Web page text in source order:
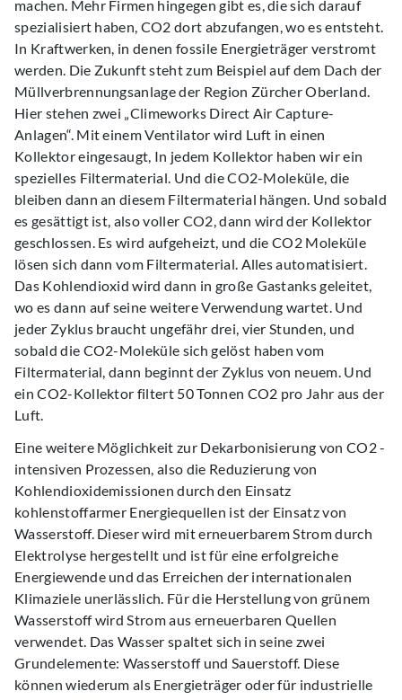
machen. Mehr Firmen hingegen gibt es, die sich darauf
spezialisiert haben, CO2 dort abzufangen, wo es entsteht.
In Kraftwerken, in denen fossile Energieträger verstromt
werden. Die Zukunft steht zum Beispiel auf dem Dach der
Müllverbrennungsanlage der Region Zürcher Oberland.
Hier stehen zwei „Climeworks Direct Air Capture-
Anlagen“. Mit einem Ventilator wird Luft in einen
Kollektor eingesaugt, In jedem Kollektor haben wir ein
spezielles Filtermaterial. Und die CO2-Moleküle, die
bleiben dann an diesem Filtermaterial hängen. Und sobald
es gesättigt ist, also voller CO2, dann wird der Kollektor
geschlossen. Es wird aufgeheizt, und die CO2 Moleküle
lösen sich dann vom Filtermaterial. Alles automatisiert.
Das Kohlendioxid wird dann in große Gastanks geleitet,
wo es dann auf seine weitere Verwendung wartet. Und
jeder Zyklus braucht ungefähr drei, vier Stunden, und
sobald die CO2-Moleküle sich gelöst haben vom
Filtermaterial, dann beginnt der Zyklus von neuem. Und
ein CO2-Kollektor filtert 50 Tonnen CO2 pro Jahr aus der
Luft.
Eine weitere Möglichkeit zur Dekarbonisierung von CO2 -
intensiven Prozessen, also die Reduzierung von
Kohlendioxidemissionen durch den Einsatz
kohlenstoffarmer Energiequellen ist der Einsatz von
Wasserstoff. Dieser wird mit erneuerbarem Strom durch
Elektrolyse hergestellt und ist für eine erfolgreiche
Energiewende und das Erreichen der internationalen
Klimaziele unerlässlich. Für die Herstellung von grünem
Wasserstoff wird Strom aus erneuerbaren Quellen
verwendet. Das Wasser spaltet sich in seine zwei
Grundelemente: Wasserstoff und Sauerstoff. Diese
können wiederum als Energieträger oder für industrielle